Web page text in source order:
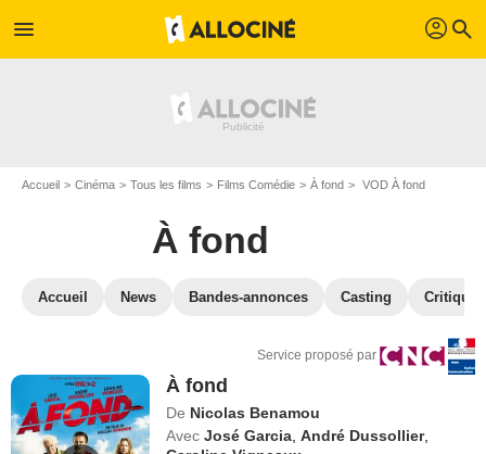
menu profil search
Accueil Cinéma Tous les films Films Comédie À fond VOD À fond
À fond
Accueil News Bandes-annonces Casting
Service proposé par
À fond
De Nicolas Benamou
Avec José Garcia ,André Dussollier,